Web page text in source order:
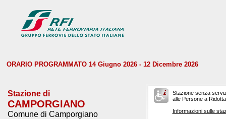
ORARIO PROGRAMMATO 14 Giugno 2026 - 12 Dicembre 2026
Stazione di
CAMPORGIANO
Comune di Camporgiano
Stazione senza
alle Persone a
Informazioni sulle